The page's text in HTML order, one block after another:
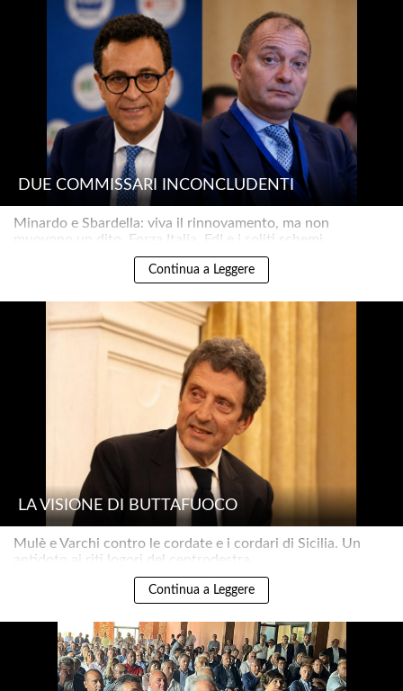
DUE COMMISSARI INCONCLUDENTI
Minardo e Sbardella: viva il rinnovamento, ma non
muovono un dito. Forza Italia, FdI e i soliti schemi..
Continua a Leggere
LA VISIONE DI BUTTAFUOCO
Mulè e Varchi contro le cordate e i cordari di Sicilia. Un
antidoto ai riti logori del centrodestra..
Continua a Leggere